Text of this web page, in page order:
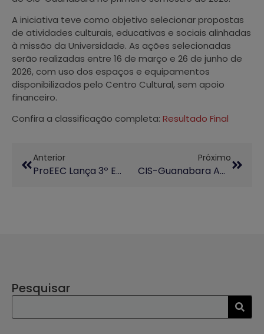
A iniciativa teve como objetivo selecionar propostas
de atividades culturais, educativas e sociais alinhadas
à missão da Universidade. As ações selecionadas
serão realizadas entre 16 de março e 26 de junho de
2026, com uso dos espaços e equipamentos
disponibilizados pelo Centro Cultural, sem apoio
financeiro.
Confira a classificação completa: Resultado Final
Anterior
ProEEC Lança 3º Edital De Apoio A Projetos De Extensão Junto Aos Colégios Técnicos
Próximo
CIS-Guanabara Abre Inscrições Para Cursos Gratuitos Do Projeto Guri
Pesquisar